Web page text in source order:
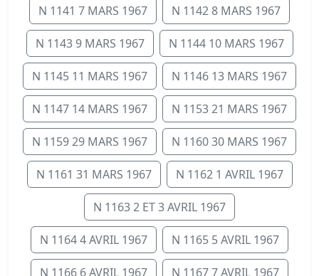
N 1141 7 MARS 1967 N 1142 8 MARS 1967
N 1143 9 MARS 1967 N 1144 10 MARS 1967
N 1145 11 MARS 1967 N 1146 13 MARS 1967
N 1147 14 MARS 1967 N 1153 21 MARS 1967
N 1159 29 MARS 1967 N 1160 30 MARS 1967
N 1161 31 MARS 1967 N 1162 1 AVRIL 1967
N 1163 2 ET 3 AVRIL 1967
N 1164 4 AVRIL 1967 N 1165 5 AVRIL 1967
N 1166 6 AVRIL 1967 N 1167 7 AVRIL 1967